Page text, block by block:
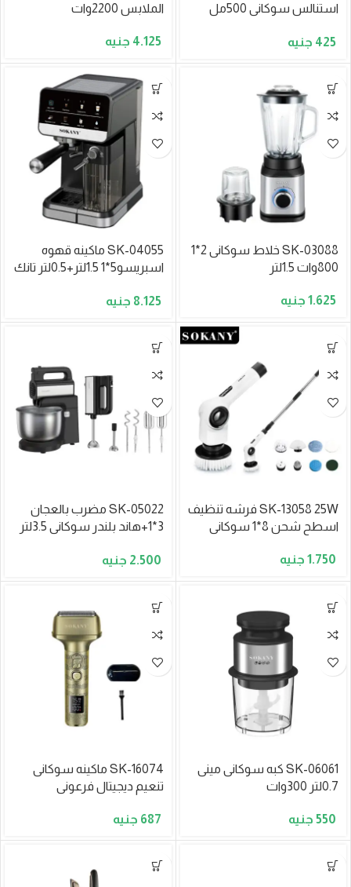
استنالس سوكانى 500مل
425
الملابس 2200وات
4.125
SK-03088 خلاط سوكانى 2*1
800وات 1.5لتر
1.625
SK-04055 ماكينه قهوه
اسبريسو5*1 1.5لتر+0.5لتر تانك
8.125
SK-13058 25W فرشه تنظيف
اسطح شحن 8*1 سوكانى
1.750
SK-05022 مضرب بالعجان
3*1+هاند بلندر سوكانى 3.5لتر
2.500
SK-06061 كبه سوكانى مينى
0.7لتر 300وات
550
SK-16074 ماكينه سوكانى
تنعيم ديجيتال فرعونى
687